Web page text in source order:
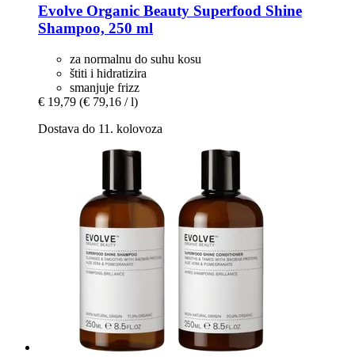
Evolve Organic Beauty Superfood Shine
Shampoo, 250 ml
za normalnu do suhu kosu
štiti i hidratizira
smanjuje frizz
€ 19,79 (€ 79,16 / l)
Dostava do 11. kolovoza